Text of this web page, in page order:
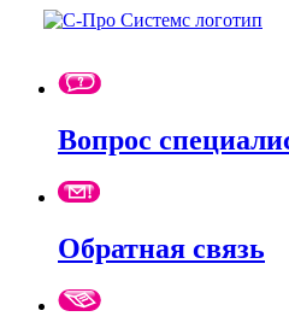
Вопрос
Обратная связь